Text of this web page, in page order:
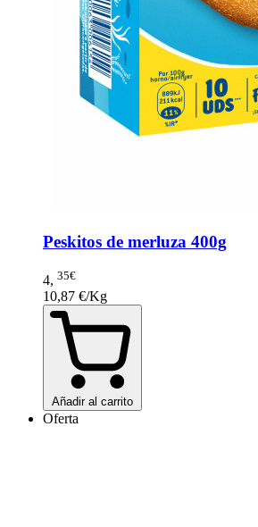
Peskitos de merluza 400g
4, 35€
10,87 €/Kg
Añadir al carrito
Oferta